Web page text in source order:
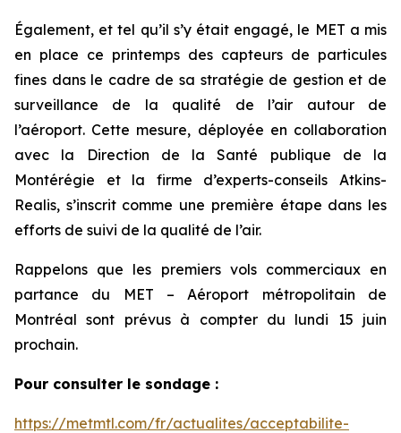
Également, et tel qu’il s’y était engagé, le MET a mis
en place ce printemps des capteurs de particules
fines dans le cadre de sa stratégie de gestion et de
surveillance de la qualité de l’air autour de
l’aéroport. Cette mesure, déployée en collaboration
avec la Direction de la Santé publique de la
Montérégie et la firme d’experts-conseils Atkins-
Realis, s’inscrit comme une première étape dans les
efforts de suivi de la qualité de l’air.
Rappelons que les premiers vols commerciaux en
partance du MET – Aéroport métropolitain de
Montréal sont prévus à compter du lundi 15 juin
prochain.
Pour consulter le sondage :
https://metmtl.com/fr/actualites/acceptabilite-